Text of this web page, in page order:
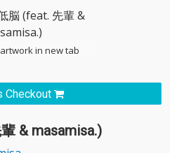
in new tab
Checkout
& masamisa.)